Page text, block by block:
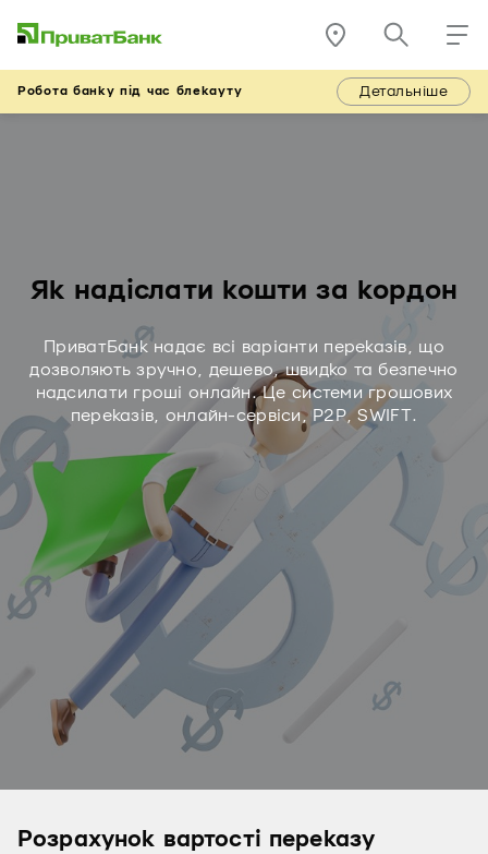
Робота банку під час блекауту Детальніше
Як надіслати кошти за кордон
ПриватБанк надає всі варіанти переказів, що
дозволяють зручно, дешево, швидко та безпечно
надсилати гроші онлайн. Це системи грошових
переказів, онлайн-сервіси, P2P, SWIFT.
Розрахунок вартості переказу